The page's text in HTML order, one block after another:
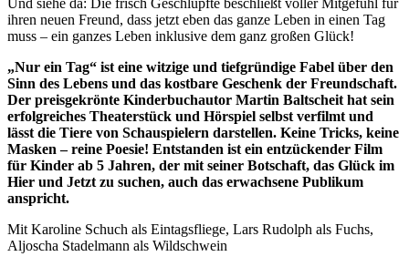
ihren neuen Freund, dass jetzt eben das ganze Leben in einen Tag
muss – ein ganzes Leben inklusive dem ganz großen Glück!
„Nur ein Tag“ ist eine witzige und tiefgründige Fabel über den
Sinn des Lebens und das kostbare Geschenk der Freundschaft.
Der preisgekrönte Kinderbuchautor Martin Baltscheit hat sein
erfolgreiches Theaterstück und Hörspiel selbst verfilmt und
lässt die Tiere von Schauspielern darstellen. Keine Tricks, keine
Masken – reine Poesie! Entstanden ist ein entzückender Film
für Kinder ab 5 Jahren, der mit seiner Botschaft, das Glück im
Hier und Jetzt zu suchen, auch das erwachsene Publikum
anspricht.
Mit Karoline Schuch als Eintagsfliege, Lars Rudolph als Fuchs,
Aljoscha Stadelmann als Wildschwein